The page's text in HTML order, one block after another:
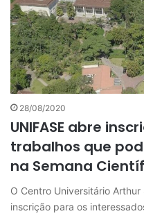
28/08/2020
UNIFASE abre
trabalhos que
na Semana
O Centro Universitário
inscrição para os